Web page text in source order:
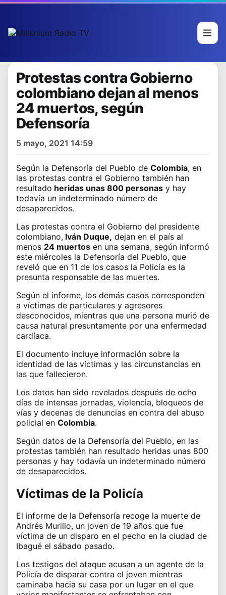
Protestas contra Gobierno
colombiano dejan al menos
24 muertos, según
Defensoría
5 mayo, 2021 14:59
Según la Defensoría del Pueblo de Colombia, en
las protestas contra el Gobierno también han
resultado heridas unas 800 personas y hay
todavía un indeterminado número de
desaparecidos.
Las protestas contra el Gobierno del presidente
colombiano, Iván Duque, dejan en el país al
menos 24 muertos en una semana, según informó
este miércoles la Defensoría del Pueblo, que
reveló que en 11 de los casos la Policía es la
presunta responsable de las muertes.
Según el informe, los demás casos corresponden
a víctimas de particulares y agresores
desconocidos, mientras que una persona murió de
causa natural presuntamente por una enfermedad
cardíaca.
El documento incluye información sobre la
identidad de las víctimas y las circunstancias en
las que fallecieron.
Los datos han sido revelados después de ocho
días de intensas jornadas, violencia, bloqueos de
vías y decenas de denuncias en contra del abuso
policial en Colombia.
Según datos de la Defensoría del Pueblo, en las
protestas también han resultado heridas unas 800
personas y hay todavía un indeterminado número
de desaparecidos.
Víctimas de la Policía
El informe de la Defensoría recoge la muerte de
Andrés Murillo, un joven de 19 años que fue
víctima de un disparo en el pecho en la ciudad de
Ibagué el sábado pasado.
Los testigos del ataque acusan a un agente de la
Policía de disparar contra el joven mientras
caminaba hacia su casa por un lugar en el que